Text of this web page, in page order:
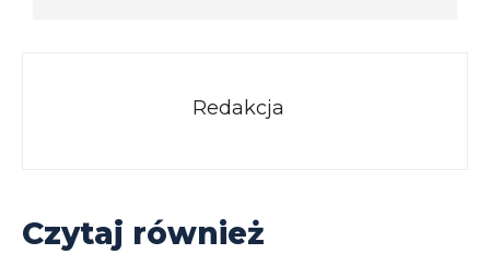
Redakcja
Czytaj również